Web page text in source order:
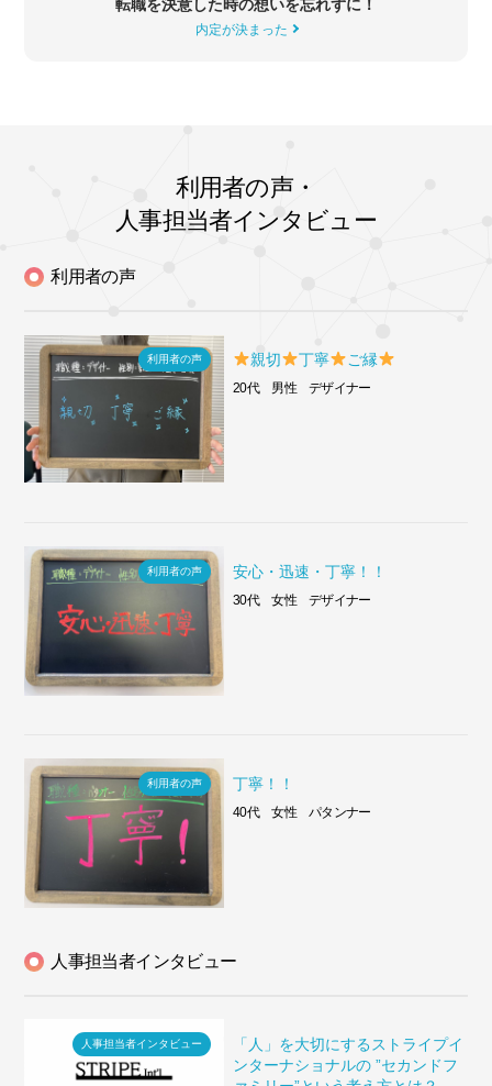
転職を決意した時の想いを忘れずに！
内定が決まった
利用者の声・
人事担当者インタビュー
利用者の声
利用者の声 親切 丁寧 ご縁
20代 男性 デザイナー
利用者の声 安心・迅速・丁寧！！
30代 女性 デザイナー
利用者の声 丁寧！！
40代 女性 パタンナー
人事担当者インタビュー
人事担当者インタビュー
「人」を大切にするストライプイ
ンターナショナルの ”セカンドフ